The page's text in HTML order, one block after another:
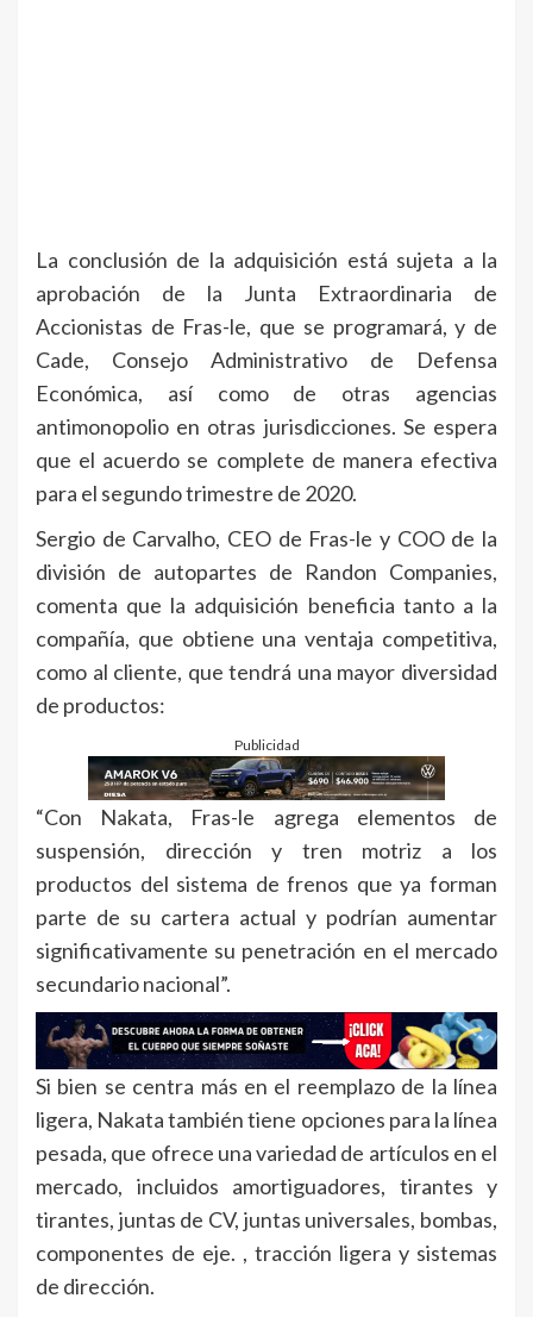
La conclusión de la adquisición está sujeta a la
aprobación de la Junta Extraordinaria de
Accionistas de Fras-le, que se programará, y de
Cade, Consejo Administrativo de Defensa
Económica, así como de otras agencias
antimonopolio en otras jurisdicciones. Se espera
que el acuerdo se complete de manera efectiva
para el segundo trimestre de 2020.
Sergio de Carvalho, CEO de Fras-le y COO de la
división de autopartes de Randon Companies,
comenta que la adquisición beneficia tanto a la
compañía, que obtiene una ventaja competitiva,
como al cliente, que tendrá una mayor diversidad
de productos:
Publicidad
“Con Nakata, Fras-le agrega elementos de
suspensión, dirección y tren motriz a los
productos del sistema de frenos que ya forman
parte de su cartera actual y podrían aumentar
significativamente su penetración en el mercado
secundario nacional”.
Si bien se centra más en el reemplazo de la línea
ligera, Nakata también tiene opciones para la línea
pesada, que ofrece una variedad de artículos en el
mercado, incluidos amortiguadores, tirantes y
tirantes, juntas de CV, juntas universales, bombas,
componentes de eje. , tracción ligera y sistemas
de dirección.